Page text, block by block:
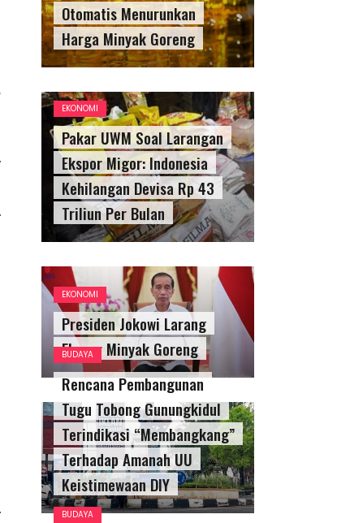
Otomatis Menurunkan
Harga Minyak Goreng
EKONOMI
Pakar UWM Soal Larangan
Ekspor Migor: Indonesia
Kehilangan Devisa Rp 43
Triliun Per Bulan
EKONOMI
Presiden Jokowi Larang
Ekspor Minyak Goreng
BUDAYA
Rencana Pembangunan
Tugu Tobong Gunungkidul
Terindikasi “Membangkang”
Terhadap Amanah UU
Keistimewaan DIY
BUDAYA